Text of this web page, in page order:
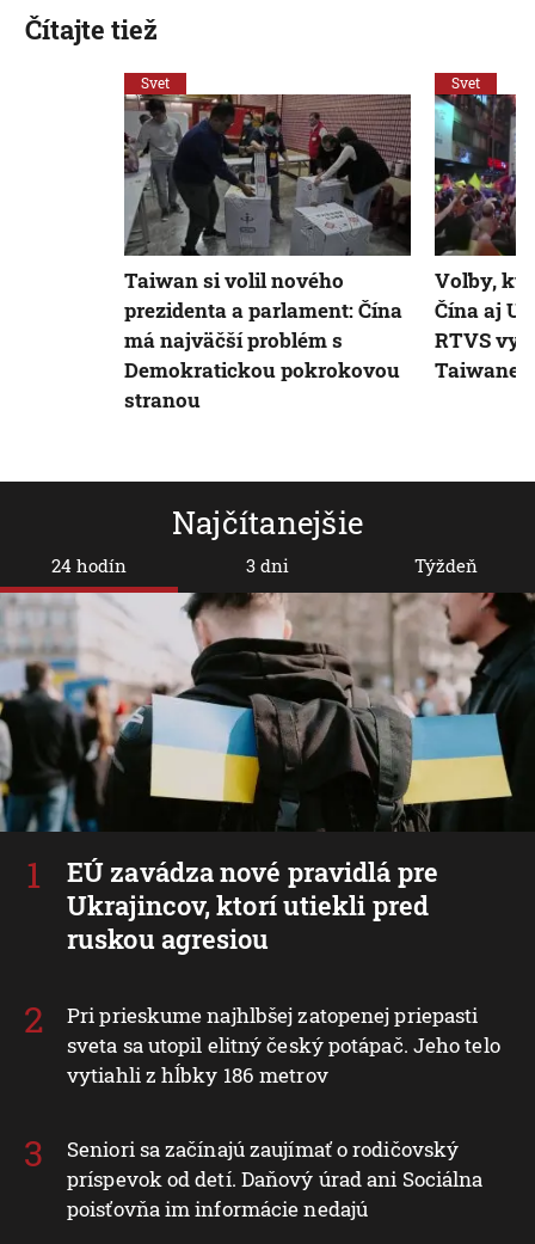
Najčítanejšie
24 hodín
EÚ zavádza nové pravidlá pre
Ukrajincov, ktorí utiekli pred
ruskou agresiou
Pri prieskume najhlbšej zatopenej priepasti
sveta sa utopil elitný český potápač. Jeho telo
vytiahli z hĺbky 186 metrov
Seniori sa začínajú zaujímať o rodičovský
príspevok od detí. Daňový úrad ani Sociálna
poisťovňa im informácie nedajú
3 dni Týždeň
Čítajte tiež
Svet
Taiwan si volil nového
prezidenta a parlament: Čína
má najväčší problém s
Demokratickou pokrokovou
stranou
Svet
Voľby,
Čína aj
RTVS
Taiwane